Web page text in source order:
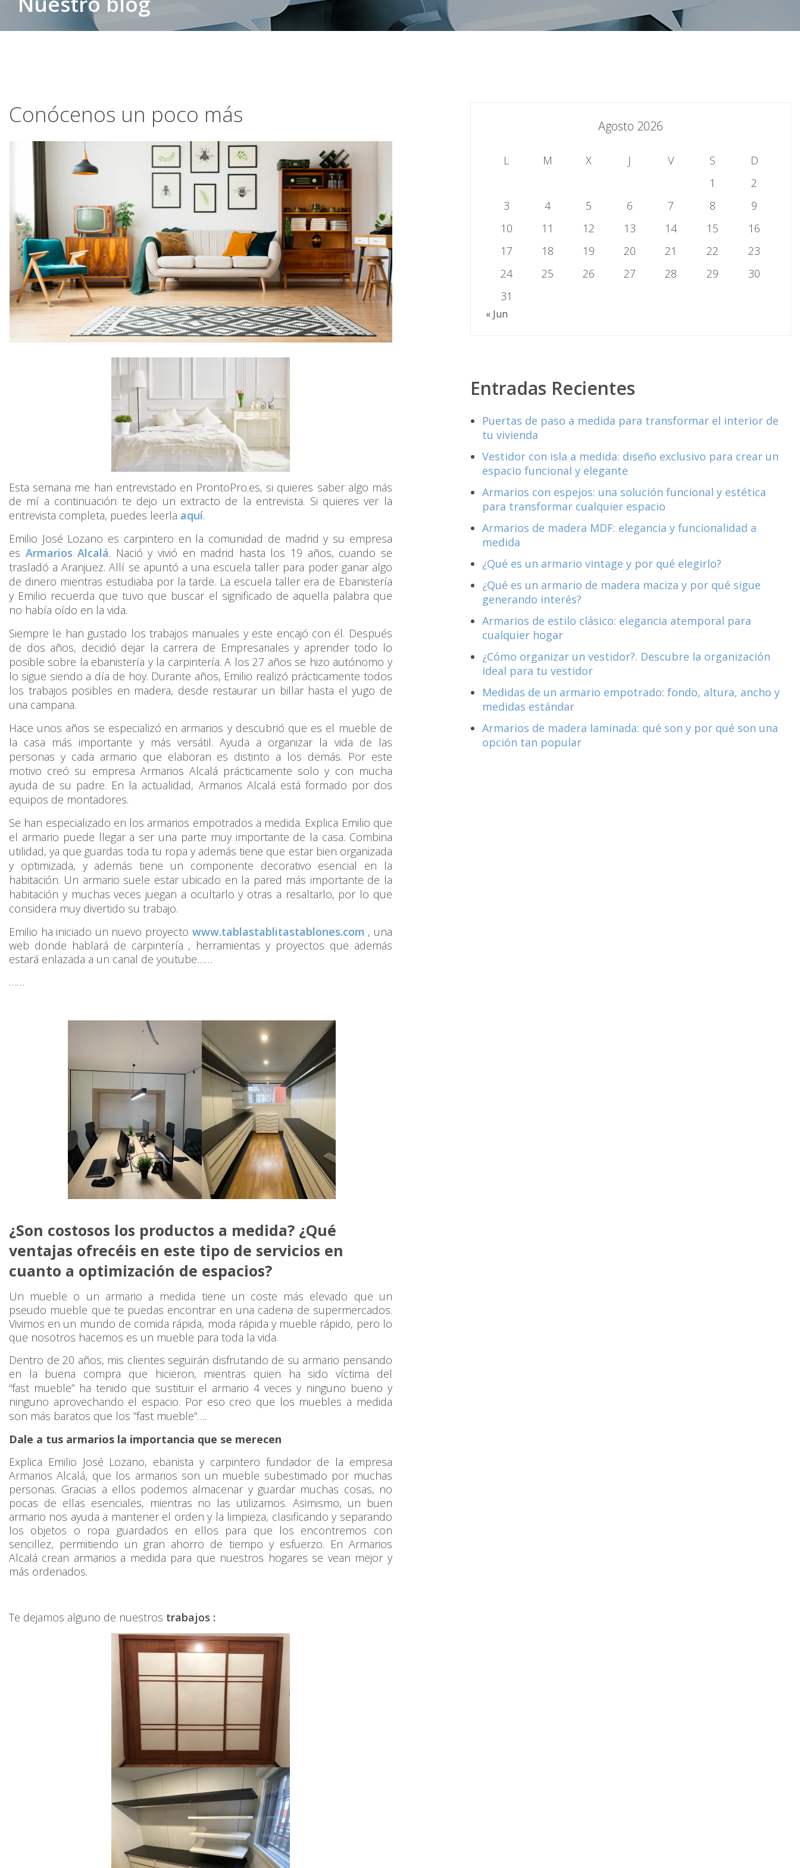
Conócenos un poco más
Esta semana me han entrevistado en ProntoPro.es, si quieres saber algo más
de mí a continuación te dejo un extracto de la entrevista. Si quieres ver la
entrevista completa, puedes leerla aquí.
Emilio José Lozano es carpintero en la comunidad de madrid y su empresa
es Armarios Alcalá. Nació y vivió en madrid hasta los 19 años, cuando se
trasladó a Aranjuez. Allí se apuntó a una escuela taller para poder ganar algo
de dinero mientras estudiaba por la tarde. La escuela taller era de Ebanistería
y Emilio recuerda que tuvo que buscar el significado de aquella palabra que
no había oído en la vida.
Siempre le han gustado los trabajos manuales y este encajó con él. Después
de dos años, decidió dejar la carrera de Empresariales y aprender todo lo
posible sobre la ebanistería y la carpintería. A los 27 años se hizo autónomo y
lo sigue siendo a día de hoy. Durante años, Emilio realizó prácticamente todos
los trabajos posibles en madera, desde restaurar un billar hasta el yugo de
una campana.
Hace unos años se especializó en armarios y descubrió que es el mueble de
la casa más importante y más versátil. Ayuda a organizar la vida de las
personas y cada armario que elaboran es distinto a los demás. Por este
motivo creó su empresa Armarios Alcalá prácticamente solo y con mucha
ayuda de su padre. En la actualidad, Armarios Alcalá está formado por dos
equipos de montadores.
Se han especializado en los armarios empotrados a medida. Explica Emilio que
el armario puede llegar a ser una parte muy importante de la casa. Combina
utilidad, ya que guardas toda tu ropa y además tiene que estar bien organizada
y optimizada, y además tiene un componente decorativo esencial en la
habitación. Un armario suele estar ubicado en la pared más importante de la
habitación y muchas veces juegan a ocultarlo y otras a resaltarlo, por lo que
considera muy divertido su trabajo.
Emilio ha iniciado un nuevo proyecto www.tablastablitastablones.com , una
web donde hablará de carpintería , herramientas y proyectos que además
estará enlazada a un canal de youtube……
……
¿Son costosos los productos a medida? ¿Qué
ventajas ofrecéis en este tipo de servicios en
cuanto a optimización de espacios?
Un mueble o un armario a medida tiene un coste más elevado que un
pseudo mueble que te puedas encontrar en una cadena de supermercados.
Vivimos en un mundo de comida rápida, moda rápida y mueble rápido, pero lo
que nosotros hacemos es un mueble para toda la vida.
Dentro de 20 años, mis clientes seguirán disfrutando de su armario pensando
en la buena compra que hicieron, mientras quien ha sido víctima del
“fast mueble” ha tenido que sustituir el armario 4 veces y ninguno bueno y
ninguno aprovechando el espacio. Por eso creo que los muebles a medida
son más baratos que los ”fast mueble”….
Dale a tus armarios la importancia que se merecen
Explica Emilio José Lozano, ebanista y carpintero fundador de la empresa
Armarios Alcalá, que los armarios son un mueble subestimado por muchas
personas. Gracias a ellos podemos almacenar y guardar muchas cosas, no
pocas de ellas esenciales, mientras no las utilizamos. Asimismo, un buen
armario nos ayuda a mantener el orden y la limpieza, clasificando y separando
los objetos o ropa guardados en ellos para que los encontremos con
sencillez, permitiendo un gran ahorro de tiempo y esfuerzo. En Armarios
Alcalá crean armarios a medida para que nuestros hogares se vean mejor y
más ordenados.
Te dejamos alguno de nuestros trabajos :
Agosto 2026
L M X J V S
D
1
2
3
4 5 6 7 8
9
10
11 12 13 14 15
16
17
18 19 20 21 22
23
24
25 26 27 28 29
30
31
« Jun
Entradas Recientes
Puertas de paso a medida para transformar el interior de
tu vivienda
Vestidor con isla a medida: diseño exclusivo para crear un
espacio funcional y elegante
Armarios con espejos: una solución funcional y estética
para transformar cualquier espacio
Armarios de madera MDF: elegancia y funcionalidad a
medida
¿Qué es un armario vintage y por qué elegirlo?
¿Qué es un armario de madera maciza y por qué sigue
generando interés?
Armarios de estilo clásico: elegancia atemporal para
cualquier hogar
¿Cómo organizar un vestidor?. Descubre la organización
ideal para tu vestidor
Medidas de un armario empotrado: fondo, altura, ancho y
medidas estándar
Armarios de madera laminada: qué son y por qué son una
opción tan popular